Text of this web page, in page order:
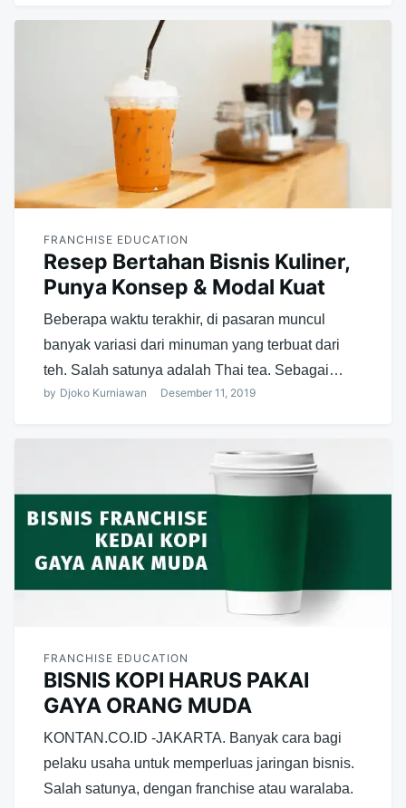
FRANCHISE EDUCATION
Resep Bertahan Bisnis Kuliner,
Punya Konsep & Modal Kuat
Beberapa waktu terakhir, di pasaran muncul
banyak variasi dari minuman yang terbuat dari
teh. Salah satunya adalah Thai tea. Sebagai…
by Djoko Kurniawan Desember 11, 2019
FRANCHISE EDUCATION
BISNIS KOPI HARUS PAKAI
GAYA ORANG MUDA
KONTAN.CO.ID -JAKARTA. Banyak cara bagi
pelaku usaha untuk memperluas jaringan bisnis.
Salah satunya, dengan franchise atau waralaba.